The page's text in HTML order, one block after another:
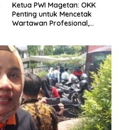
Ketua PWI Magetan: OKK
Penting untuk Mencetak
Wartawan Profesional,